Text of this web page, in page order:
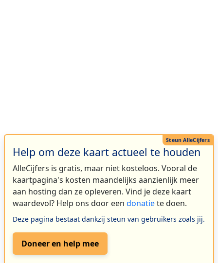
Help om deze kaart actueel te houden
AlleCijfers is gratis, maar niet kosteloos. Vooral de
kaartpagina's kosten maandelijks aanzienlijk meer
aan hosting dan ze opleveren. Vind je deze kaart
waardevol? Help ons door een donatiete doen.
Deze pagina bestaat dankzij steun van gebruikers zoals jij.
Doneer en help mee